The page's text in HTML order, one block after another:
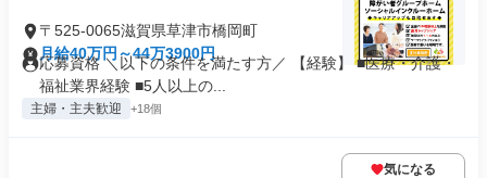
〒525-0065滋賀県草津市橋岡町
月給40万円～44万3900円
応募資格 ＼以下の条件を満たす方／ 【経験】 ■医療・介護・
福祉業界経験 ■5人以上の...
主婦・主夫歓迎 +18個
気になる